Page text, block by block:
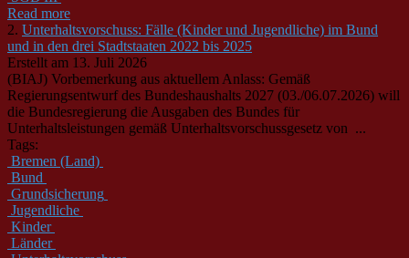
Read more
2. Unterhaltsvorschuss: Fälle (Kinder und Jugendliche) im Bund
und in den drei Stadtstaaten 2022 bis 2025
Erstellt am 13. Juli 2026
(BIAJ) Vorbemerkung aus aktuellem Anlass: Gemäß
Regierungsentwurf des Bundeshaushalts 2027 (03./06.07.2026) will
die Bundesregierung die Ausgaben des Bundes für
Unterhaltsleistungen gemäß Unterhaltsvorschussgesetz von ...
Tags:
Bremen (Land)
Bund
Grundsicherung
Jugendliche
Kinder
Länder